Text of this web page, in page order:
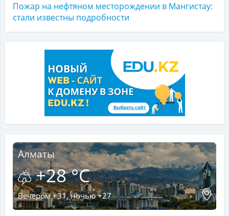
Пожар на нефтяном месторождении в Мангистау:
стали известны подробности
Алматы
+28 °C
Вечером +31, ночью +27